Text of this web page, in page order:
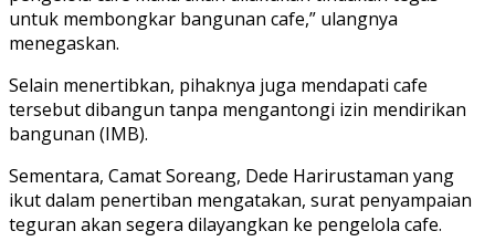
untuk membongkar bangunan cafe,” ulangnya
menegaskan.
Selain menertibkan, pihaknya juga mendapati cafe
tersebut dibangun tanpa mengantongi izin mendirikan
bangunan (IMB).
Sementara, Camat Soreang, Dede Harirustaman yang
ikut dalam penertiban mengatakan, surat penyampaian
teguran akan segera dilayangkan ke pengelola cafe.